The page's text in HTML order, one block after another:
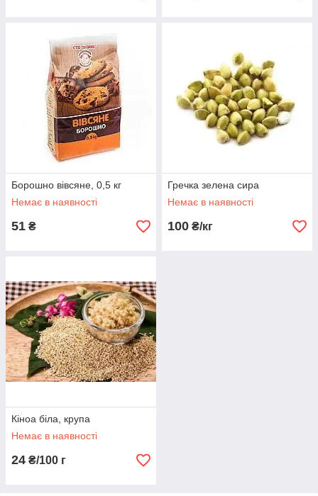
Борошно вівсяне, 0,5 кг
Немає в наявності
51 ₴
Гречка зелена сира
Немає в наявності
100 ₴/кг
Кіноа біла, крупа
Немає в наявності
24 ₴/100 г